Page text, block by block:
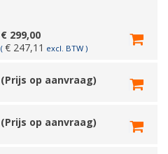
€ 299,00
(€ 247,11 excl. BTW )
(Prijs op aanvraag)
(Prijs op aanvraag)